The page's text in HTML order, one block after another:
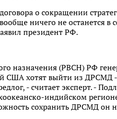
о сокращении
ничего не останется в
президент РФ.
назначения (РВСН) РФ
США хотят выйти из ДРСМД
- считает эксперт. -
индийском
сохранить ДРСМД он